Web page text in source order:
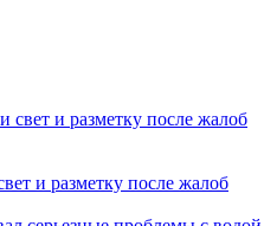
и разметку после жалоб